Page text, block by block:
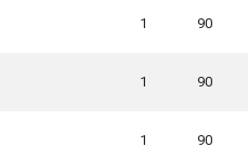
1 90
1 90
1 90